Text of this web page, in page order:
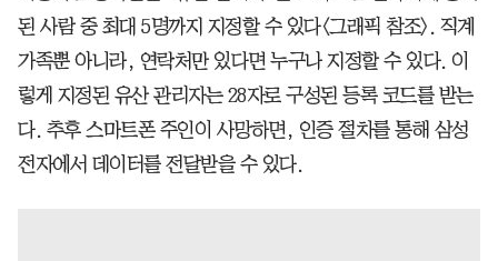
된 사람 중 최대 5명까지 지정할 수 있다<그래픽 참조>. 직계
가족뿐 아니라, 연락처만 있다면 누구나 지정할 수 있다. 이
렇게 지정된 유산 관리자는 28자로 구성된 등록 코드를 받는
다. 추후 스마트폰 주인이 사망하면, 인증 절차를 통해 삼성
전자에서 데이터를 전달받을 수 있다.